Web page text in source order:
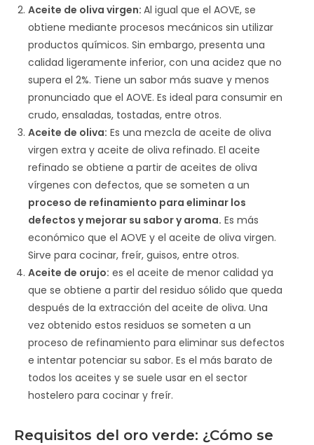
Aceite de oliva virgen: Al igual que el AOVE, se
obtiene mediante procesos mecánicos sin utilizar
productos químicos. Sin embargo, presenta una
calidad ligeramente inferior, con una acidez que no
supera el 2%. Tiene un sabor más suave y menos
pronunciado que el AOVE. Es ideal para consumir en
crudo, ensaladas, tostadas, entre otros.
Aceite de oliva: Es una mezcla de aceite de oliva
virgen extra y aceite de oliva refinado. El aceite
refinado se obtiene a partir de aceites de oliva
vírgenes con defectos, que se someten a un
proceso de refinamiento para eliminar los
defectos y mejorar su sabor y aroma. Es más
económico que el AOVE y el aceite de oliva virgen.
Sirve para cocinar, freír, guisos, entre otros.
Aceite de orujo: es el aceite de menor calidad ya
que se obtiene a partir del residuo sólido que queda
después de la extracción del aceite de oliva. Una
vez obtenido estos residuos se someten a un
proceso de refinamiento para eliminar sus defectos
e intentar potenciar su sabor. Es el más barato de
todos los aceites y se suele usar en el sector
hostelero para cocinar y freír.
Requisitos del oro verde: ¿Cómo se